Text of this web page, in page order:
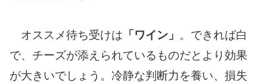
オススメ待ち受けは 「ワイン」 。できれば白
で、チーズが添えられているものだとより効果
が大きいでしょう。冷静な判断力を養い、損失